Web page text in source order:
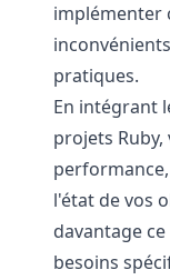
implémenter
pratiques.
En intégrant
projets
l'état de vos
davantage
besoins